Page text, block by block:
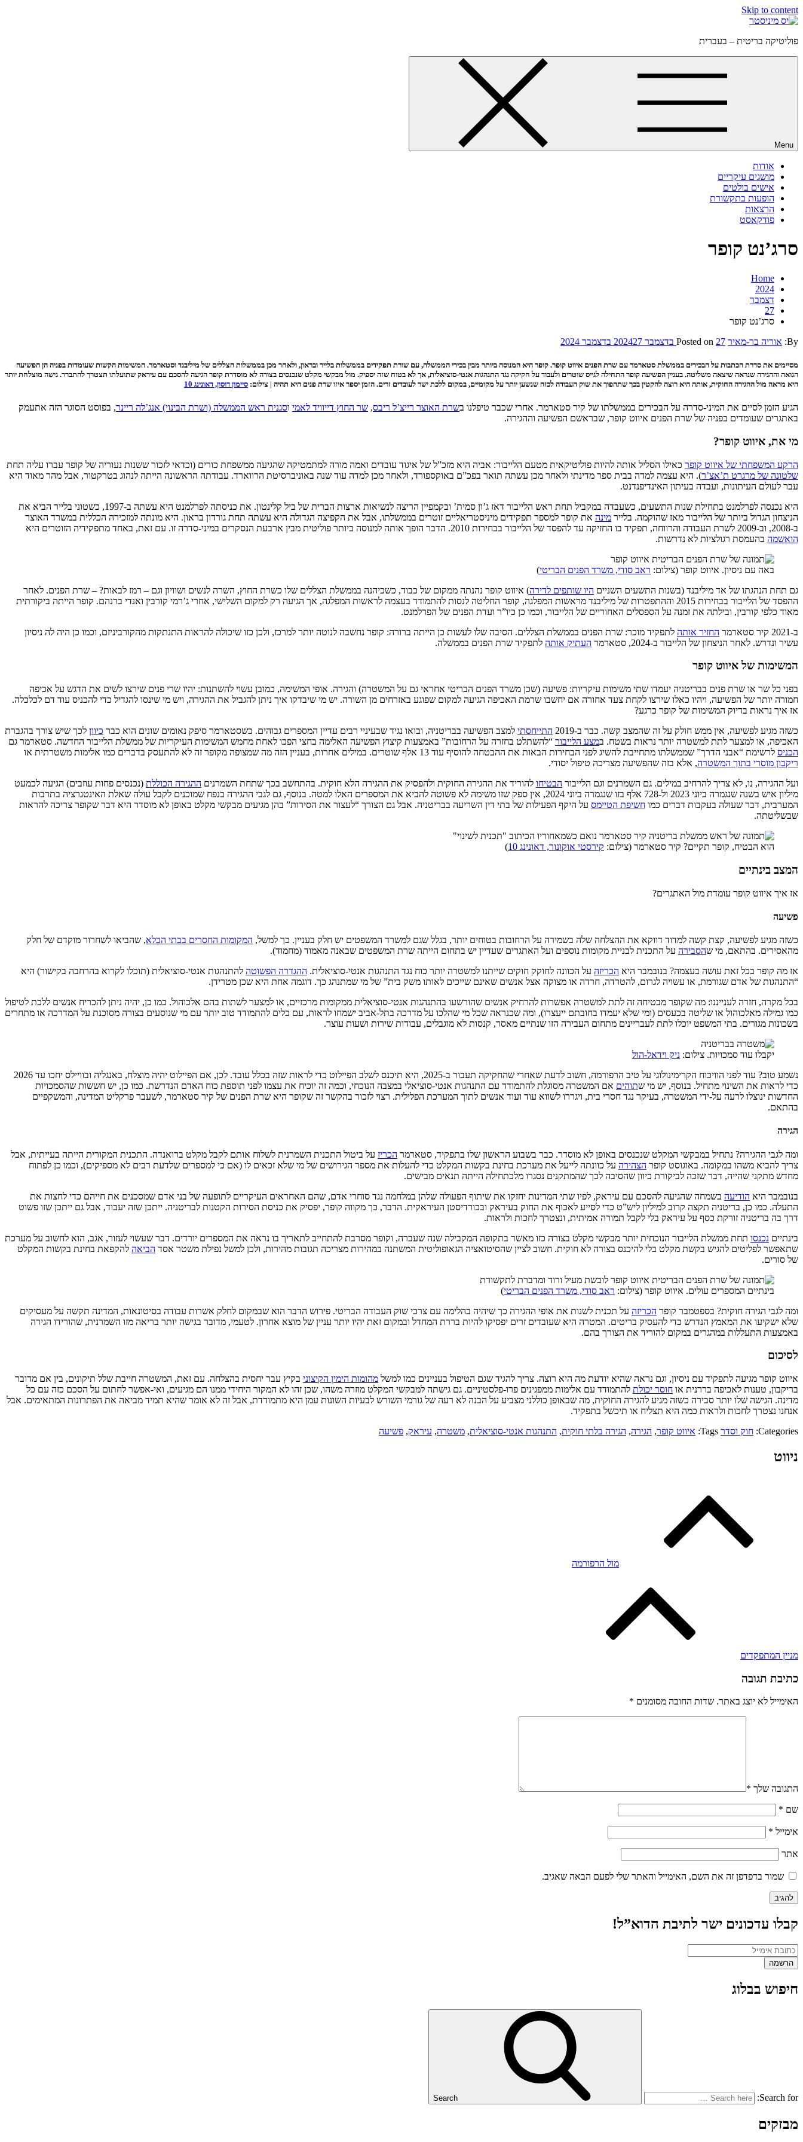
Skip to content
פוליטיקה בריטית – בעברית
Menu
אודות
מושגים עיקריים
אישים בולטים
הופעות בתקשורת
הרצאות
פודקאסט
סרג’נט קופר
Home
2024
דצמבר
27
סרג’נט קופר
By: אוריה בר-מאיר Posted on 27 בדצמבר 2024 27 בדצמבר 2024
מסיימים את סדרת הכתבות על הבכירים בממשלת סטארמר עם שרת הפנים איווט קופר. קופר היא המנוסה ביותר מבין בכירי הממשלה, עם שורת תפקידים בממשלות בלייר ובראון, ולאחר מכן בממשלות הצללים של מיליבנד וסטארמר. המשימות הקשות שעומדות בפניה הן הפשיעה
הגואה וההגירה שנראה שיצאה משליטה. בעניין הפשיעה קופר התחילה לגייס שוטרים ולעבוד על חקיקה נגד התנהגות אנטי-סוציאלית, אך לא בטוח שזה יספיק. מול מבקשי מקלט שנכנסים בצורה לא מוסדרת קופר הגיעה להסכם עם עיראק שתועלתו תצטרך להתברר. גישה מוצלחת יותר
היא מראה מול ההגירה החוקית, אותה היא רוצה להקטין בכך שתהפוך את שוק העבודה לכזה שנשען יותר על מקומיים, במקום ללכת ישר לעובדים זרים. הזמן יספר איזו שרת פנים היא תהיה | צילום: סיימון דוסון, דאונינג 10
הגיע הזמן לסיים את המיני-סדרה על הבכירים בממשלתו של קיר סטארמר. אחרי שכבר טיפלנו בשרת האוצר רייצ’ל ריבס, שר החוץ דייוויד לאמי וסגנית ראש הממשלה (ושרת הבינוי) אנג’לה ריינר, בפוסט הסוגר הזה אתעמק
באתגרים שעומדים בפניה של שרת הפנים איווט קופר, שבראשם הפשיעה וההגירה.
מי את, איווט קופר?
הרקע המשפחתי של איווט קופר כאילו הסליל אותה להיות פוליטיקאית מטעם הלייבור: אביה היא מזכ”ל של איגוד עובדים ואמה מורה למתמטיקה שהגיעה ממשפחת כורים (וכדאי לזכור ששנות נעוריה של קופר עברו עליה תחת
שלטונה של מרגרט ת’אצ’ר). היא עצמה למדה בבית ספר מדינתי ולאחר מכן עשתה תואר בפכ”ם באוקספורד, ולאחר מכן למדה עוד שנה באוניברסיטת הרווארד. עבודתה הראשונה הייתה לנהוג בטרקטור, אבל מהר מאוד היא
עבר לעולם העיתונות, ועבדה בעיתון האינדיפנדנט.
היא נכנסה לפרלמנט בתחילת שנות התשעים, כשעבדה במקביל תחת ראש הלייבור דאז ג’ון סמית’ ובקמפיין הריצה לנשיאות ארצות הברית של ביל קלינטון. את כניסתה לפרלמנט היא עשתה ב-1997, כשטוני בלייר הביא את
הניצחון הגדול ביותר של הלייבור מאז שהוקמה. בלייר מינה את קופר למספר תפקידים מיניסטריאליים זוטרים בממשלתו, אבל את הקפיצה הגדולה היא עשתה תחת גורדון בראון. היא מונתה למזכירה הכללית במשרד האוצר
ב-2008, וב-2009 לשרת העבודה והרווחה, תפקיד בו החזיקה עד להפסד של הלייבור בבחירות 2010. הדבר הופך אותה למנוסה ביותר פוליטית מבין ארבעת הנסקרים במיני-סדרה זו. עם זאת, באחד מתפקידיה הזוטרים היא
הואשמה בהעמסת רגולציות לא נדרשות.
באה עם ניסיון. איווט קופר (צילום: ראב סודי, משרד הפנים הבריטי)
גם תחת הנהגתו של אד מיליבנד (בשנות התשעים השניים היו שותפים לדירה) איווט קופר נהנתה ממקום של כבוד, כשכיהנה בממשלת הצללים שלו כשרת החוץ, השרה לנשים ושוויון וגם – רמז לבאות? – שרת הפנים. לאחר
ההפסד של הלייבור בבחירות 2015 וההתפטרות של מיליבנד מראשות המפלגה, קופר החליטה לנסות להתמודד בעצמה לראשות המפלגה, אך הגיעה רק למקום השלישי, אחרי ג’רמי קורבין ואנדי ברנהם. קופר הייתה ביקורתית
מאוד כלפי קורבין, ובילתה את זמנה על הספסלים האחוריים של הלייבור, וכמו כן כיו”ר ועדת הפנים של הפרלמנט.
ב-2021 קיר סטארמר
החזיר אותה לתפקיד מוכר: שרת הפנים בממשלת הצללים. הסיבה שלו לעשות כן הייתה ברורה: קופר נחשבה לנוטה יותר למרכז, ולכן כזו שיכולה להראות התנתקות מהקורביניזם, וכמו כן היה לה ניסיון
עשיר ונדרש. לאחר הניצחון של הלייבור ב-2024, סטארמר
העתיק אותה לתפקיד שרת הפנים בממשלה.
המשימות של איווט קופר
בפני כל שר או שרת פנים בבריטניה יעמדו שתי משימות עיקריות: פשיעה (שכן משרד הפנים הבריטי אחראי גם על המשטרה) והגירה. אופי המשימה, כמובן עשוי להשתנות: יהיו שרי פנים שירצו לשים את הדגש על אכיפה
חמורה יותר של הפשיעה, ויהיו כאלו שירצו לקחת צעד אחורה אם יחשבו שרמת האכיפה הגיעה למקום שפוגע באזרחים מן השורה. יש מי שיבדקו איך ניתן להגביל את ההגירה, ויש מי שינסו להגדיל כדי להכניס עוד דם לכלכלה.
אז איך נראות בדיוק המשימות של קופר כרגע?
כשזה מגיע לפשיעה, אין ממש חולק על זה שהמצב קשה. כבר ב-2019
התייחסתי למצב הפשיעה בבריטניה, ובואו נגיד שבעיניי רבים עדיין המספרים גבוהים. כשסטארמר סיפק נאומים שונים הוא כבר כיוון לכך שיש צורך בהגברת
האכיפה, או למצער לתת למשטרה יותר נראות בשטח. במצע הלייבור “להשתלט בחזרה על הרחובות” באמצעות קיצוץ הפשיעה האלימה בחצי הפכו לאחת מחמש המשימות העיקריות של ממשלת הלייבור החדשה. סטארמר גם
הכניס לרשימת “אבני הדרך” שממשלתו מתחייבת להשיג לפני הבחירות הבאות את ההבטחה להוסיף עוד 13 אלף שוטרים. במילים אחרות, בעניין הזה מה שמצופה מקופר זה לא להתעסק בדברים כמו אלימות משטרתית או
ריקבון מוסרי בתוך המשטרה, אלא בזה שהפשיעה מצריכה טיפול יסודי.
ועל ההגירה, נו, לא צריך להרחיב במילים. גם השמרנים וגם הלייבור הבטיחו להוריד את ההגירה החוקית ולהפסיק את ההגירה הלא חוקית. בהתחשב בכך שתחת השמרנים ההגירה הכוללת (נכנסים פחות עוזבים) הגיעה לכמעט
מיליון איש בשנה שנגמרה ביוני 2023 ול-728 אלף בזו שנגמרה ביוני 2024, אין ספק שזו משימה לא פשוטה להביא את המספרים האלו למטה. בנוסף, גם לגבי ההגירה בנפח שמוכנים לקבל עולה שאלת האינטגרציה בתרבות
המערבית, דבר שעולה בעקבות דברים כמו חשיפת הטיימס על היקף הפעילות של בתי דין השריעה בבריטניה. אבל גם הצורך “לעצור את הסירות” בהן מגיעים מבקשי מקלט באופן לא מוסדר היא דבר שקופר צריכה להראות
שבשליטתה.
הוא הבטיח, קופר תקיים? קיר סטארמר (צילום: קירסטי אוקונור, דאונינג 10 )
המצב בינתיים
אז איך איווט קופר עומדת מול האתגרים?
פשיעה
כשזה מגיע לפשיעה, קצת קשה למדוד דווקא את ההצלחה שלה בשמירה על הרחובות בטוחים יותר, בגלל שגם למשרד המשפטים יש חלק בעניין. כך למשל, המקומות החסרים בבתי הכלא, שהביאו לשחרור מוקדם של חלק
מהאסירים. בהתאם, מי שהסבירה על התכנית לבניית מקומות נוספים ועל האתגרים שעדיין יש בתחום הייתה שרת המשפטים שבאנה מאמוד (מחמוד).
אז מה קופר בכל זאת עושה בעצמה? בנובמבר היא הכריזה על הכוונה לחוקק חוקים שייתנו למשטרה יותר כוח נגד התנהגות אנטי-סוציאלית. ההגדרה הפשוטה להתנהגות אנטי-סוציאלית (תוכלו לקרוא בהרחבה בקישור) היא
“התנהגות של אדם שגורמת, או עשויה לגרום, להטרדה, חרדה או מצוקה אצל אנשים שאינם שייכים לאותו משק בית” של מי שמתנהג כך. דוגמה אחת היא שכן מטרידן.
בכל מקרה, חזרה לענייננו: מה שקופר מבטיחה זה לתת למשטרה אפשרות להרחיק אנשים שהורשעו בהתנהגות אנטי-סוציאלית ממקומות מרכזיים, או למצער לשתות בהם אלכוהול. כמו כן, יהיה ניתן להכריח אנשים ללכת לטיפול
כמו גמילה מאלכוהול או שליטה בכעסים (ומי שלא יעמדו בחובתם ייעצרו), ומה שכנראה שכל מי שהלכו על מדרכה בתל-אביב ישמחו לראות, עם כלים להתמודד טוב יותר עם מי שנוסעים בצורה מסוכנת על המדרכה או מתחרים
בשכונות מגורים. בתי המשפט יוכלו לתת לעבריינים מתחום העבירה הזו שנתיים מאסר, קנסות לא מוגבלים, עבודות שירות ושעות עוצר.
יקבלו עוד סמכויות. צילום: ניק וידאל-הול
נשמע טוב? עוד לפני הוויכוח הקרימינולוגי על טיב הרפורמה, חשוב לדעת שאחרי שהחקיקה תעבור ב-2025, היא תיכנס לשלב הפיילוט כדי לראות שזה בכלל עובד. לכן, אם הפיילוט יהיה מוצלח, באנגליה ובוויילס יחכו עד 2026
כדי לראות את השינוי מתחיל. בנוסף, יש מי שתוהים אם המשטרה מסוגלת להתמודד עם התנהגות אנטי-סוציאלי במצבה הנוכחי, וכמה זה יוכיח את עצמו לפני תוספת כוח האדם הנדרשת. כמו כן, יש חששות שהסמכויות
החדשות ינוצלו לרעה על-ידי המשטרה, בעיקר נגד חסרי בית, ויגררו לשווא עוד ועוד אנשים לתוך המערכת הפלילית. רצוי לזכור בהקשר זה שקופר היא שרת הפנים של קיר סטארמר, לשעבר פרקליט המדינה, והמשקפיים
בהתאם.
הגירה
ומה לגבי ההגירה? נתחיל במבקשי המקלט שנכנסים באופן לא מוסדר. כבר בשבוע הראשון שלו בתפקיד, סטארמר הכריז על ביטול התכנית השמרנית לשלוח אותם לקבל מקלט ברואנדה. התכנית המקורית הייתה בעייתית, אבל
צריך להביא משהו במקומה. באוגוסט קופר הצהירה על כוונתה לייעל את מערכת בחינת בקשות המקלט כדי להעלות את מספר הגירושים של מי שלא זכאים לו (אם כי למספרים שלדעת רבים לא מספיקים), וכמו כן לפתוח
מחדש מתקני שהייה, דבר שזכה לביקורת כיוון שהסיבה לכך שהמתקנים נסגרו מלכתחילה הייתה תנאים מבישים.
בנובמבר היא הודיעה בשמחה שהגיעה להסכם עם עיראק, לפיו שתי המדינות יחזקו את שיתוף הפעולה שלהן במלחמה נגד סוחרי אדם, שהם האחראים העיקריים לתופעה של בני אדם שמסכנים את חייהם כדי לחצות את
התעלה. כמו כן, בריטניה תקצה קרוב למיליון ליש”ט כדי לסייע לאכוף את החוק בעיראק ובכורדיסטן העיראקית. הדבר, כך מקווה קופר, יפסיק את כניסת הסירות הקטנות לבריטניה. ייתכן שזה יעבוד, אבל גם ייתכן שזו פשוט
דרך בה בריטניה זורקת כסף על עיראק בלי לקבל תמורה אמיתית, ונצטרך לחכות ולראות.
בינתיים נכנסו תחת ממשלת הלייבור הנוכחית יותר מבקשי מקלט בצורה כזו מאשר בתקופה המקבילה שנה שעברה, וקופר מסרבת להתחייב לתאריך בו נראה את המספרים יורדים. דבר שעשוי לעזור, אגב, הוא לחשוב על מערכת
שתאפשר לפליטים להגיש בקשת מקלט בלי להיכנס בצורה לא חוקית. חשוב לציין שהסיטואציה הגאופוליטית המשתנה במהירות מצריכה תגובות מהירות, ולכן למשל נפילת משטר אסד הביאה להקפאת בחינת בקשות המקלט
של סורים.
בינתיים המספרים עולים. איווט קופר (צילום: ראב סודי, משרד הפנים הבריטי)
ומה לגבי הגירה חוקית? בספטמבר קופר הכריזה על תכנית לשנות את אופי ההגירה כך שיהיה בהלימה עם צרכי שוק העבודה הבריטי. פירוש הדבר הוא שבמקום לחלק אשרות עבודה בסיטונאות, המדינה תקשה על מעסיקים
שלא ישקיעו את המאמץ הנדרש כדי להעסיק בריטים. המטרה היא שעובדים זרים יפסיקו להיות בררת המחדל ובמקום זאת יהיו יותר עניין של מוצא אחרון. לטעמי, מדובר בגישה יותר בריאה מזו השמרנית, שהורידו הגירה
באמצעות התעללות במהגרים במקום להוריד את הצורך בהם.
לסיכום
איווט קופר מגיעה לתפקיד עם ניסיון, וגם נראה שהיא יודעת מה היא רוצה. צריך להגיד שגם הטיפול בעניינים כמו למשל מהומות הימין הקיצוני בקיץ עבר יחסית בהצלחה. עם זאת, המשטרה חייבת שלל תיקונים, בין אם מדובר
בריקבון, טענות לאכיפה בררנית או חוסר יכולת להתמודד עם אלימות ממפגינים פרו-פלסטיניים. גם גישתה למבקשי המקלט מוזרה משהו, שכן זהו לא המקור היחידי ממנו הם מגיעים, ואי-אפשר לחתום על הסכם כזה עם כל
מדינה. הגישה שלו יותר סבירה כשזה מגיע להגירה החוקית, מה שבאופן כוללני מצביע על הבנה לא רעה של גורמי השורש לבעיות השונות עמן היא מתמודדת, אבל זה לא אומר שהיא תמיד מביאה את הפתרונות המתאימים. אבל
אנחנו נצטרך לחכות ולראות כמה היא תצליח או תיכשל בתפקיד.
Categories: חוק וסדר Tags: איווט קופר, הגירה, הגירה בלתי חוקית, התנהגות אנטי-סוציאלית, משטרה, עיראק, פשיעה
ניווט
מול הרפורמה
מניין המתפקדים
כתיבת תגובה
האימייל לא יוצג באתר. שדות החובה מסומנים *
התגובה שלך *
שם *
אימייל *
אתר
שמור בדפדפן זה את השם, האימייל והאתר שלי לפעם הבאה שאגיב.
קבלו עדכונים ישר לתיבת הדוא”ל!
חיפוש בבלוג
Search for:
Search
מבזקים